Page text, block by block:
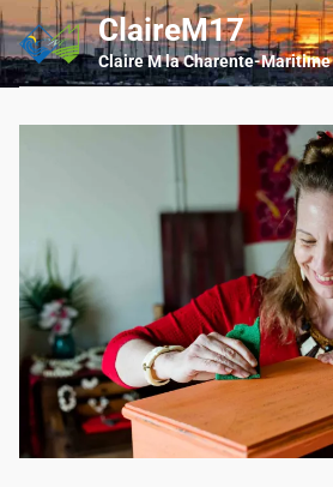
Skip
to
content
ClaireM17
Claire M la Charente-Maritime